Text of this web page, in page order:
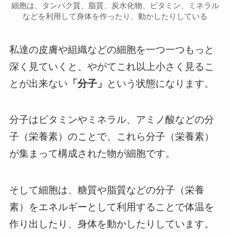
細胞は、タンパク質、脂質、炭水化物、ビタミン、ミネラル
などを利用して身体を作ったり、動かしたりしている
私達の皮膚や組織などの細胞を一つ一つもっと
深く見ていくと、やがてこれ以上小さく見るこ
とが出来ない 「分子」 という状態になります。
分子はビタミンやミネラル、アミノ酸などの分
子（栄養素）のことで、これら分子（栄養素）
が集まって構成された物が細胞です。
そして細胞は、糖質や脂質などの分子（栄養
素）をエネルギーとして利用することで体温を
作り出したり、身体を動かしたりしています。